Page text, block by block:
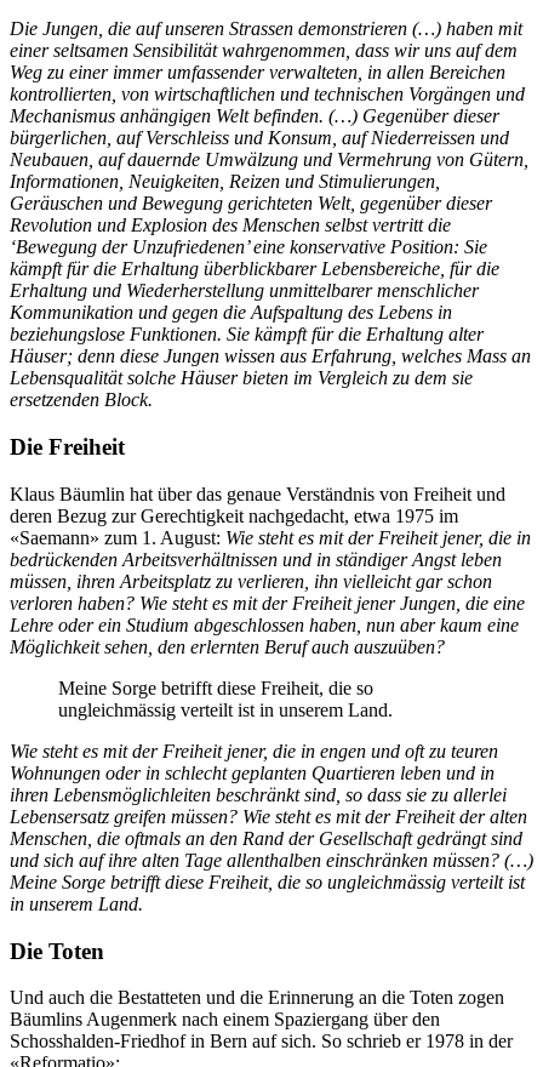
Die Jungen, die auf unseren Strassen demonstrieren (…) haben mit
einer seltsamen Sensibilität wahrgenommen, dass wir uns auf dem
Weg zu einer immer umfassender verwalteten, in allen Bereichen
kontrollierten, von wirtschaftlichen und technischen Vorgängen und
Mechanismus anhängigen Welt befinden. (…) Gegenüber dieser
bürgerlichen, auf Verschleiss und Konsum, auf Niederreissen und
Neubauen, auf dauernde Umwälzung und Vermehrung von Gütern,
Informationen, Neuigkeiten, Reizen und Stimulierungen,
Geräuschen und Bewegung gerichteten Welt, gegenüber dieser
Revolution und Explosion des Menschen selbst vertritt die
‘Bewegung der Unzufriedenen’ eine konservative Position: Sie
kämpft für die Erhaltung überblickbarer Lebensbereiche, für die
Erhaltung und Wiederherstellung unmittelbarer menschlicher
Kommunikation und gegen die Aufspaltung des Lebens in
beziehungslose Funktionen. Sie kämpft für die Erhaltung alter
Häuser; denn diese Jungen wissen aus Erfahrung, welches Mass an
Lebensqualität solche Häuser bieten im Vergleich zu dem sie
ersetzenden Block.
Die Freiheit
Klaus Bäumlin hat über das genaue Verständnis von Freiheit und
deren Bezug zur Gerechtigkeit nachgedacht, etwa 1975 im
«Saemann» zum 1. August: Wie steht es mit der Freiheit jener, die in
bedrückenden Arbeitsverhältnissen und in ständiger Angst leben
müssen, ihren Arbeitsplatz zu verlieren, ihn vielleicht gar schon
verloren haben? Wie steht es mit der Freiheit jener Jungen, die eine
Lehre oder ein Studium abgeschlossen haben, nun aber kaum eine
Möglichkeit sehen, den erlernten Beruf auch auszuüben?
Meine Sorge betrifft diese Freiheit, die so
ungleichmässig verteilt ist in unserem Land.
Wie steht es mit der Freiheit jener, die in engen und oft zu teuren
Wohnungen oder in schlecht geplanten Quartieren leben und in
ihren Lebensmöglichleiten beschränkt sind, so dass sie zu allerlei
Lebensersatz greifen müssen? Wie steht es mit der Freiheit der alten
Menschen, die oftmals an den Rand der Gesellschaft gedrängt sind
und sich auf ihre alten Tage allenthalben einschränken müssen? (…)
Meine Sorge betrifft diese Freiheit, die so ungleichmässig verteilt ist
in unserem Land.
Die Toten
Und auch die Bestatteten und die Erinnerung an die Toten zogen
Bäumlins Augenmerk nach einem Spaziergang über den
Schosshalden-Friedhof in Bern auf sich. So schrieb er 1978 in der